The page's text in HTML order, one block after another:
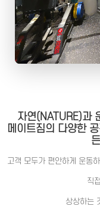
자연(NATURE)과
메이트짐의 다양한
고객 모두가 편안하게 운동
직
상상하는